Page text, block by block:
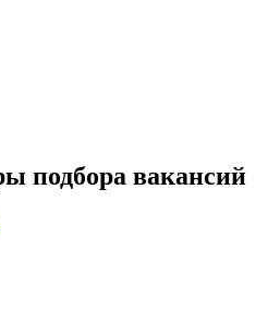
подбора вакансий